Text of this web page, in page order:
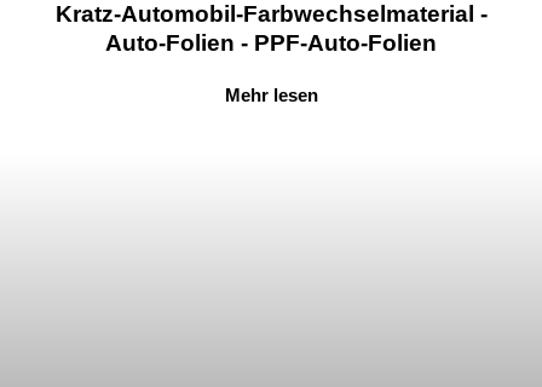
Kratz-Automobil-Farbwechselmaterial -
Auto-Folien - PPF-Auto-Folien
Mehr lesen